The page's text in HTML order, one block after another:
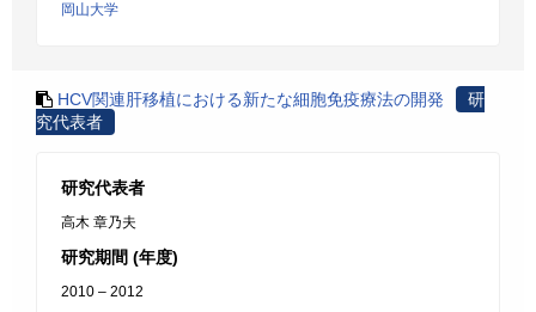
岡山大学
HCV関連肝移植における新たな細胞免疫療法の開発
研
究代表者
研究代表者
高木 章乃夫
研究期間 (年度)
2010 – 2012